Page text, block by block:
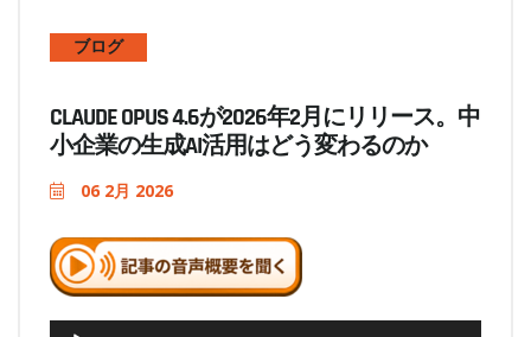
ブログ
CLAUDE OPUS 4.6が2026年2月にリリース。中
小企業の生成AI活用はどう変わるのか
06 2月 2026